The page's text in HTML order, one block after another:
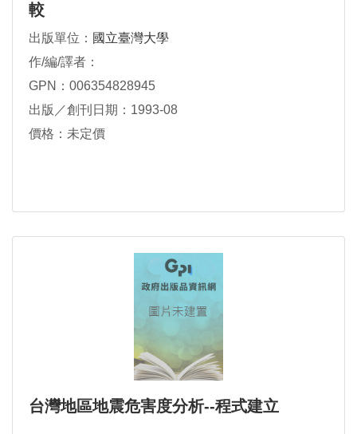
較
出版單位： 國立臺灣大學
作/編/譯者：
GPN：006354828945
出版／創刊日期：1993-08
價格：未定價
台灣地區地震危害度分析--程式建立